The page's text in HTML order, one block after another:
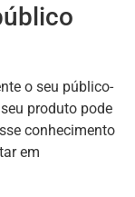
o seu público-
produto pode
conhecimento
em